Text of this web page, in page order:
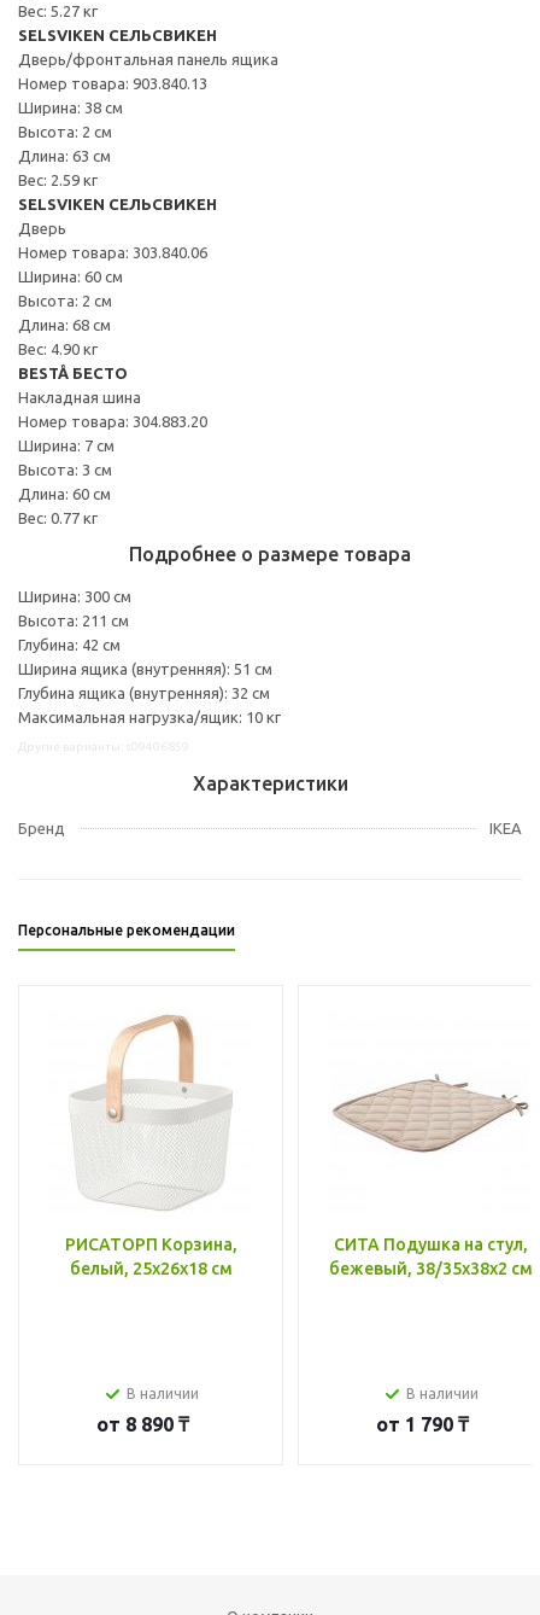
Вес: 5.27 кг
SELSVIKEN СЕЛЬСВИКЕН
Дверь/фронтальная панель ящика
Номер товара: 903.840.13
Ширина: 38 см
Высота: 2 см
Длина: 63 см
Вес: 2.59 кг
SELSVIKEN СЕЛЬСВИКЕН
Дверь
Номер товара: 303.840.06
Ширина: 60 см
Высота: 2 см
Длина: 68 см
Вес: 4.90 кг
BESTÅ БЕСТО
Накладная шина
Номер товара: 304.883.20
Ширина: 7 см
Высота: 3 см
Длина: 60 см
Вес: 0.77 кг
Подробнее о размере товара
Ширина: 300 см
Высота: 211 см
Глубина: 42 см
Ширина ящика (внутренняя): 51 см
Глубина ящика (внутренняя): 32 см
Максимальная нагрузка/ящик: 10 кг
Характеристики
Бренд IKEA
Персональные рекомендации
РИСАТОРП Корзина,
белый, 25x26x18 см
В наличии
от 8 890 ₸
СИТА Подушка на стул,
бежевый, 38/35x38x2 см
В наличии
от 1 790 ₸